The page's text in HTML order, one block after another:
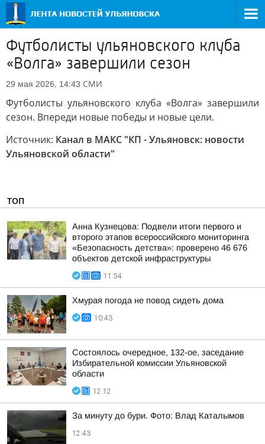
Футболисты ульяновского клуба
«Волга» завершили сезон
29 мая 2026, 14:43 СМИ
Футболисты ульяновского клуба «Волга» завершили
сезон. Впереди новые победы и новые цели.
Источник: Канал в МАКС "КП - Ульяновск: новости
Ульяновской области"
ТОП
Анна Кузнецова: Подвели итоги первого и
второго этапов всероссийского мониторинга
«Безопасность детства»: проверено 46 676
объектов детской инфраструктуры
11:54
Хмурая погода не повод сидеть дома
10:43
Состоялось очередное, 132-ое, заседание
Избирательной комиссии Ульяновской
области
12:12
За минуту до бури. Фото: Влад Каталымов
12:43